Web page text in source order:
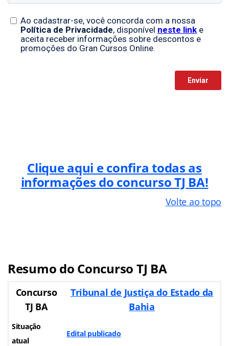
Clique aqui e confira todas as
informações do concurso TJ BA!
Volte ao topo
Resumo do Concurso TJ BA
Concurso
TJ BA
Tribunal de Justiça do Estado da
Bahia
Situação
atual
Edital publicado